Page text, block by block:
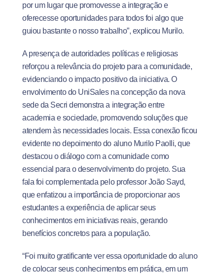
por um lugar que promovesse a integração e
oferecesse oportunidades para todos foi algo que
guiou bastante o nosso trabalho”, explicou Murilo.
A presença de autoridades políticas e religiosas
reforçou a relevância do projeto para a comunidade,
evidenciando o impacto positivo da iniciativa. O
envolvimento do UniSales na concepção da nova
sede da Secri demonstra a integração entre
academia e sociedade, promovendo soluções que
atendem às necessidades locais. Essa conexão ficou
evidente no depoimento do aluno Murilo Paolli, que
destacou o diálogo com a comunidade como
essencial para o desenvolvimento do projeto. Sua
fala foi complementada pelo professor João Sayd,
que enfatizou a importância de proporcionar aos
estudantes a experiência de aplicar seus
conhecimentos em iniciativas reais, gerando
benefícios concretos para a população.
“Foi muito gratificante ver essa oportunidade do aluno
de colocar seus conhecimentos em prática, em um